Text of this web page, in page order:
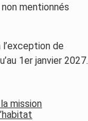
mentionnés
de
1er janvier 2027.
mission